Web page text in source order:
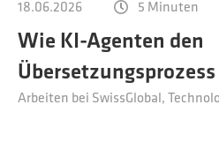
18.06.2026 5 Minuten
Wie KI-Agenten den
Arbeiten bei SwissGlobal